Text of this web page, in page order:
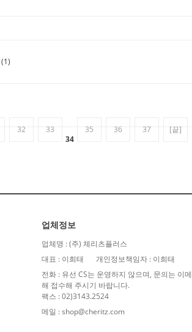
(1)
32
33
34
35 36 37 [끝]
업체정보
업체명 : (주) 체리츠플러스
대표 : 이희태
개인정보책임자 : 이희태
전화 : 유선 CS는 운영하지 않으며, 문의는 이
해 접수해 주시기 바랍니다.
팩스 : 02)3143.2524
메일 : shop@cheritz.com